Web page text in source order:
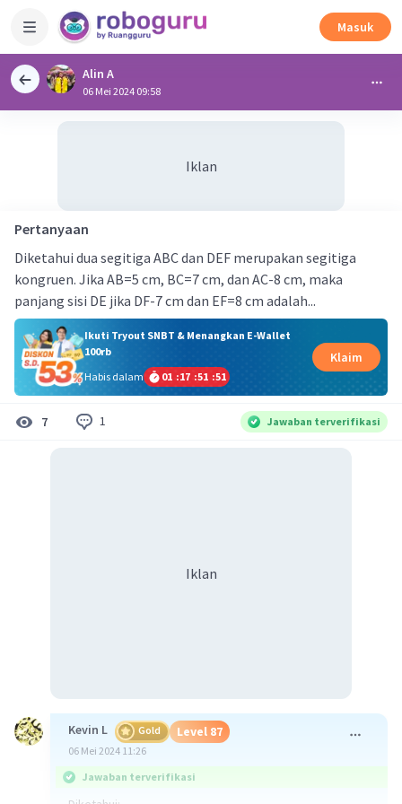
Masuk
Alin A
06 Mei 2024 09:58
Iklan
Pertanyaan
Diketahui dua segitiga ABC dan DEF merupakan segitiga
kongruen. Jika AB=5 cm, BC=7 cm, dan AC-8 cm, maka
panjang sisi DE jika DF-7 cm dan EF=8 cm adalah...
Ikuti Tryout SNBT & Menangkan E-Wallet
100rb
Habis dalam
01 :17 :51 :51
Klaim
7 1 Jawaban terverifikasi
Iklan
Kevin L Gold Level 87
06 Mei 2024 11:26
Jawaban terverifikasi